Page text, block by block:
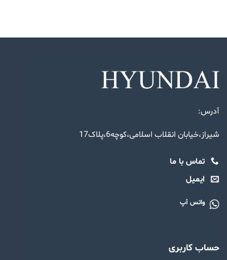
آدرس:
شیراز،خیابان انقلاب اسلامی،کوچه6،پلاک17
تماس با ما
ایمیل
واتس آپ
حساب کاربری